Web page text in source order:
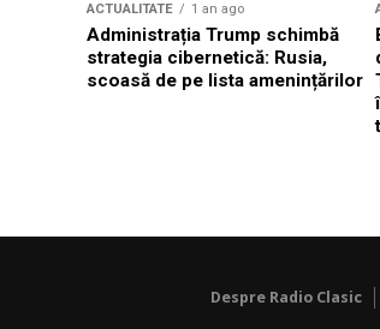
ACTUALITATE 1 an ago
Administrația Trump schimbă
strategia cibernetică: Rusia,
scoasă de pe lista amenințărilor
Despre Radio Clasic